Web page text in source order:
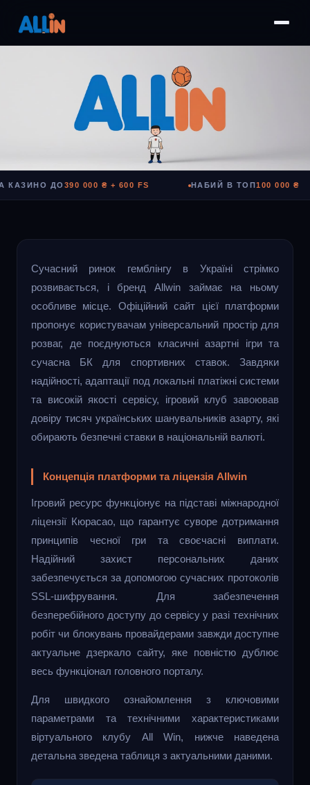
ДО390 000 ₴ + 600 FS НАБИЙ В ТОП100 000 ₴
Сучасний ринок гемблінгу в Україні стрімко
розвивається, і бренд Allwin займає на ньому
особливе місце. Офіційний сайт цієї платформи
пропонує користувачам універсальний простір для
розваг, де поєднуються класичні азартні ігри та
сучасна БК для спортивних ставок. Завдяки
надійності, адаптації под локальні платіжні системи
та високій якості сервісу, ігровий клуб завоював
довіру тисяч українських шанувальників азарту, які
обирають безпечні ставки в національній валюті.
Концепція платформи та ліцензія Allwin
Ігровий ресурс функціонує на підставі міжнародної
ліцензії Кюрасао, що гарантує суворе дотримання
принципів чесної гри та своєчасні виплати.
Надійний захист персональних даних
забезпечується за допомогою сучасних протоколів
SSL-шифрування. Для забезпечення
безперебійного доступу до сервісу у разі технічних
робіт чи блокувань провайдерами завжди доступне
актуальне дзеркало сайту, яке повністю дублює
весь функціонал головного порталу.
Для швидкого ознайомлення з ключовими
параметрами та технічними характеристиками
віртуального клубу All Win, нижче наведена
детальна зведена таблиця з актуальними даними.